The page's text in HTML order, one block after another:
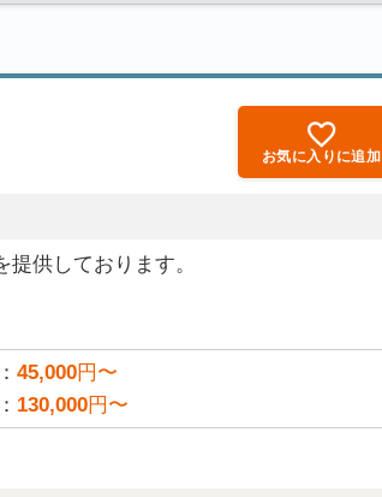
お気に入りに追加
供しております。
45,000円〜
130,000円〜